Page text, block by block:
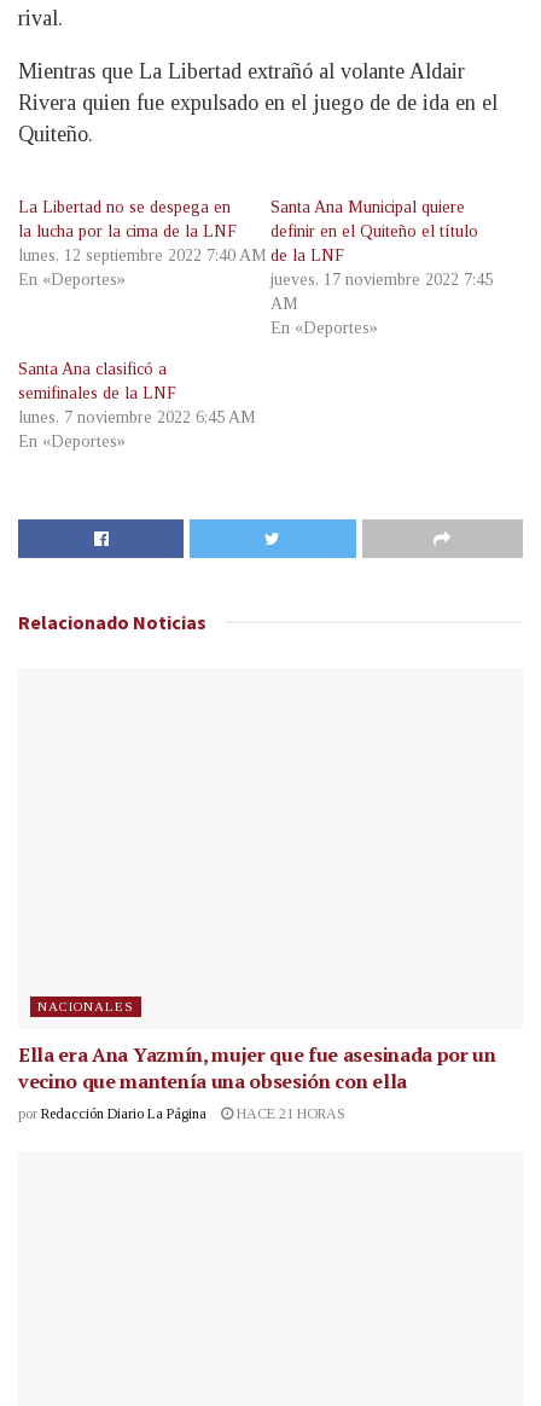
rival.
Mientras que La Libertad extrañó al volante Aldair
Rivera quien fue expulsado en el juego de de ida en el
Quiteño.
La Libertad no se despega en
la lucha por la cima de la LNF
lunes, 12 septiembre 2022 7:40 AM
En «Deportes»
Santa Ana Municipal quiere
definir en el Quiteño el título
de la LNF
jueves, 17 noviembre 2022 7:45
AM
En «Deportes»
Santa Ana clasificó a
semifinales de la LNF
lunes, 7 noviembre 2022 6:45 AM
En «Deportes»
Relacionado Noticias
NACIONALES
Ella era Ana Yazmín, mujer que fue asesinada por un
vecino que mantenía una obsesión con ella
por Redacción Diario La Página HACE 21 HORAS